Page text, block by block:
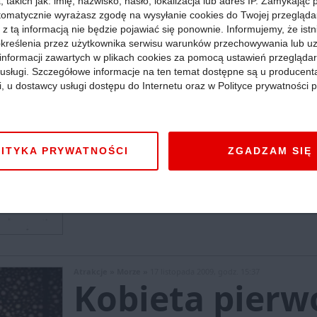
Atrakcje » Góry » 18 listopada 2009, godz. 11:23
10 lat Teatru
Małopolskie:Stowarzyszenie Teatr Mumerus
profesjonalnych twórców: aktorów, reżyserów,
sobie poszukiwanie nowych form teatralnych,
listopadzie świętuje swoje 10-lecie.Więcej »
Kobieta
wyrażasz zgodę na wysyłanie cookies do Twojej
tą informacją nie będzie pojawiać się ponownie. Informujemy, że
przez użytkownika serwisu warunków przechowywania lub
zawartych w plikach cookies za pomocą ustawień
Szczegółowe informacje na ten temat dostępne są u
u dostawcy usługi dostępu do Internetu oraz w Polityce prywatności
PRYWATNOŚCI ZGADZAM SIĘ